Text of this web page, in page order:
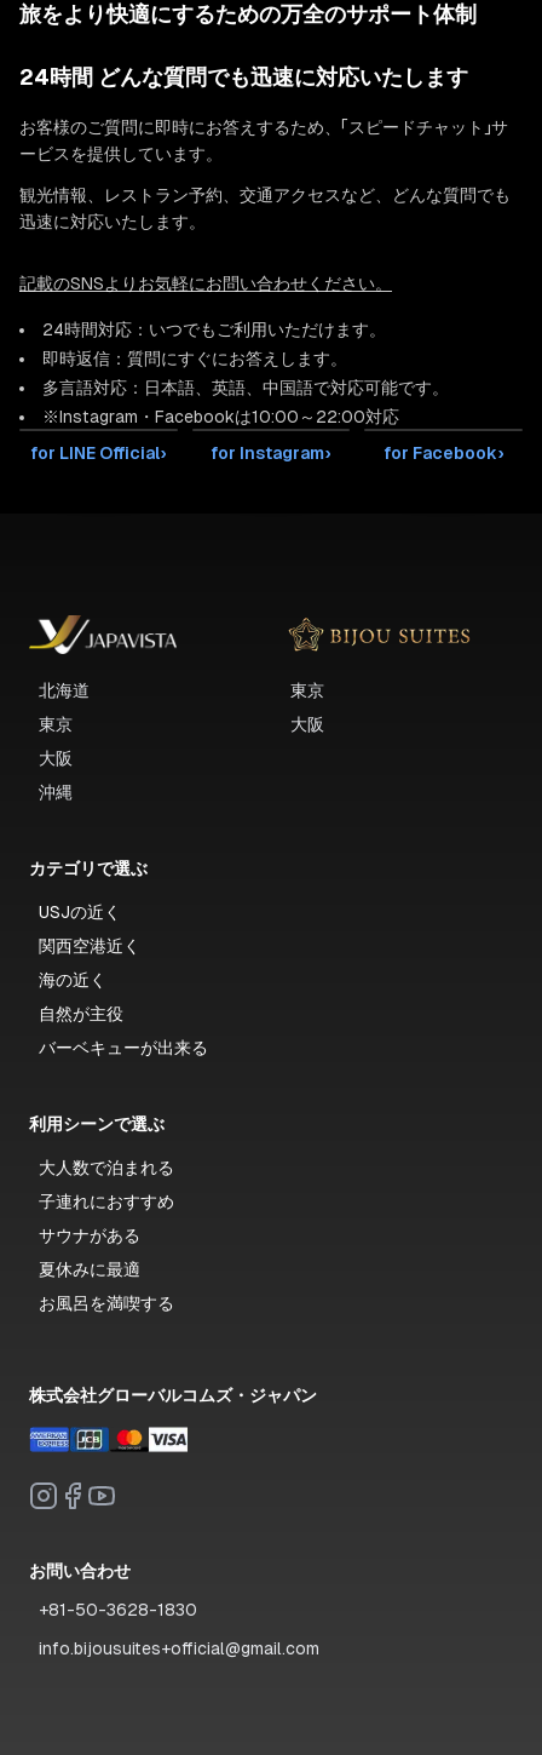
旅をより快適にするための万全のサポート体制
24時間 どんな質問でも迅速に対応いたします
お客様のご質問に即時にお答えするため、「スピードチャット」サ
ービスを提供しています。
観光情報、レストラン予約、交通アクセスなど、どんな質問でも
迅速に対応いたします。
記載のSNSよりお気軽にお問い合わせください。
24時間対応：いつでもご利用いただけます。
即時返信：質問にすぐにお答えします。
多言語対応：日本語、英語、中国語で対応可能です。
※Instagram・Facebookは10:00～22:00対応
for LINE Official› for Instagram› for Facebook›
北海道
東京
大阪
沖縄
東京
大阪
カテゴリで選ぶ
USJの近く
関西空港近く
海の近く
自然が主役
バーベキューが出来る
利用シーンで選ぶ
大人数で泊まれる
子連れにおすすめ
サウナがある
夏休みに最適
お風呂を満喫する
株式会社グローバルコムズ・ジャパン
お問い合わせ
+81-50-3628-1830
info.bijousuites+official@gmail.com